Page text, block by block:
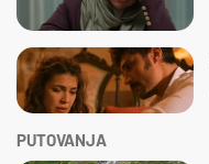
PUTOVANJA